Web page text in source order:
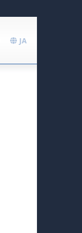
JA